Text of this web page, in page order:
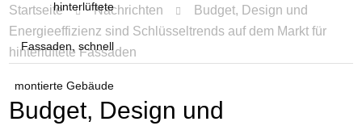
Startseite Nachrichten
Budget, Design und
Energieeffizienz sind Schlüsseltrends auf dem Markt für
hinterlüftete Fassaden
Budget, Design und